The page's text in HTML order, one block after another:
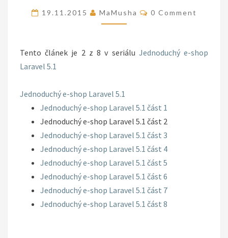
19.11.2015 MaMusha Comments
0 Comment
Tento článek je 2 z 8 v seriálu Jednoduchý e-shop
Laravel 5.1
Jednoduchý e-shop Laravel 5.1
Jednoduchý e-shop Laravel 5.1 část 1
Jednoduchý e-shop Laravel 5.1 část 2
Jednoduchý e-shop Laravel 5.1 část 3
Jednoduchý e-shop Laravel 5.1 část 4
Jednoduchý e-shop Laravel 5.1 část 5
Jednoduchý e-shop Laravel 5.1 část 6
Jednoduchý e-shop Laravel 5.1 část 7
Jednoduchý e-shop Laravel 5.1 část 8